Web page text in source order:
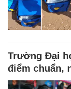
Trường Đại
điểm chuẩn,